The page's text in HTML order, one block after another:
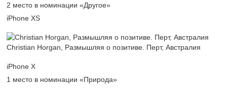
2 место в номинации «Другое»
iPhone XS
Christian Horgan, Размышляя о позитиве. Перт, Австралия
iPhone X
1 место в номинации «Природа»